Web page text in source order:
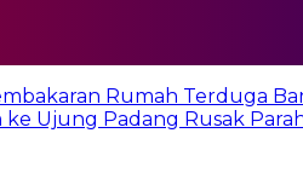
Rumah Terduga
Ujung Padang Rusak